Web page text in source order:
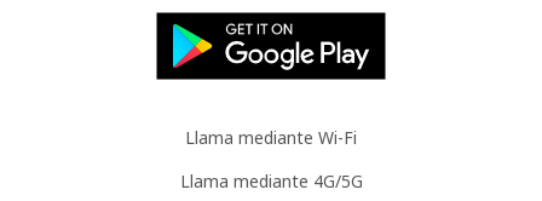
Llama mediante Wi-Fi
Llama mediante 4G/5G